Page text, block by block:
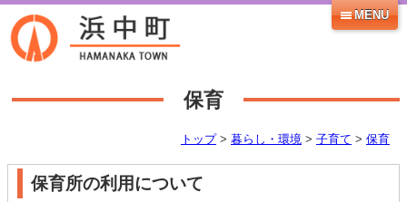
MENU
保育
トップ> 暮らし・環境 > 子育て > 保育
保育所の利用について